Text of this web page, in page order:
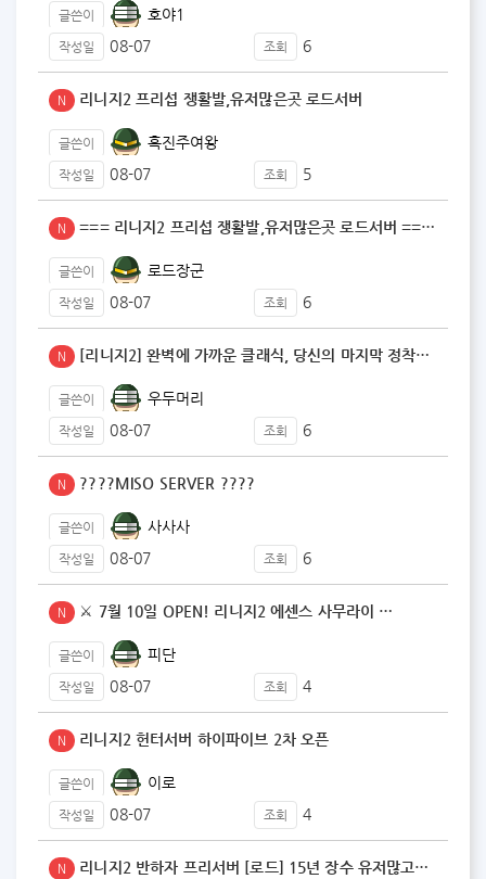
글쓴이 호야1
작성일 08-07 조회 6
N 리니지2 프리섭 쟁활발,유저많은곳 로드서버
글쓴이 흑진주여왕
작성일 08-07 조회 5
N === 리니지2 프리섭 쟁활발,유저많은곳 로드서버 ==…
글쓴이 로드장군
작성일 08-07 조회 6
N [리니지2] 완벽에 가까운 클래식, 당신의 마지막 정착…
글쓴이 우두머리
작성일 08-07 조회 6
N ????MISO SERVER ????
글쓴이 사사사
작성일 08-07 조회 6
N ⚔️ 7월 10일 OPEN! 리니지2 에센스 사무라이 …
글쓴이 피단
작성일 08-07 조회 4
N 리니지2 헌터서버 하이파이브 2차 오픈
글쓴이 이로
작성일 08-07 조회 4
N 리니지2 반하자 프리서버 [로드] 15년 장수 유저많고…